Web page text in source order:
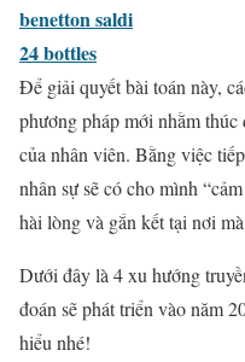
benetton saldi
24 bottles
Để giải quyết bài toán này,
phương pháp mới nhằm
của nhân viên. Bằng việc
nhân sự sẽ có cho mình
hài lòng và gắn kết tại nơi
Dưới đây là 4 xu hướng
đoán sẽ phát triển vào năm
hiểu nhé!